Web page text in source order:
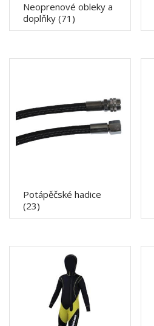
Neoprenové obleky a
doplňky (71)
Potápěčské hadice
(23)